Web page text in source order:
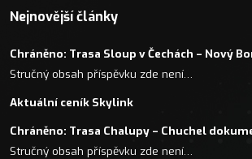
Nejnovější články
Chráněno: Trasa Sloup v Čechách – Nový
Stručný obsah příspěvku zde není…
Aktuální ceník Skylink
Chráněno: Trasa Chalupy – Chuchel
Stručný obsah příspěvku zde není…